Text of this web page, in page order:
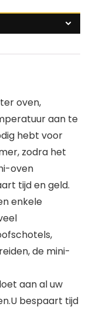
oven,
aan te
hebt voor
zodra het
oven
tijd en geld.
enkele
de mini-
aan al uw
bespaart tijd